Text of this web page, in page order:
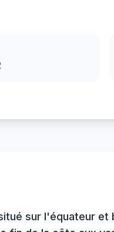
sur l'équateur et